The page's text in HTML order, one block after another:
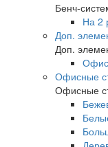
Бенч-
На 2
Доп.
Доп.
Офисные
Офисные